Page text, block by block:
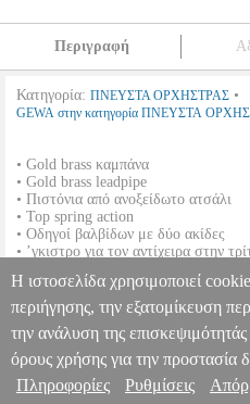
Περιγραφή
Κατηγορία: ΠΝΕΥΣΤΑ ΟΡΧΗΣΤΡΑΣ •
GEWA στην κατηγορία ΠΝΕΥΣΤΑ
• Gold brass καμπάνα
• Gold brass leadpipe
• Πιστόνια από ανοξείδωτο ατσάλι
• Top spring action
• Οδηγοί βαλβίδων με δύο ακίδες
• ’γκιστρο για τον αντίχειρα στην
• Διάφανο βερνίκι
• Ελαφριά παραλληλόγραμμη
ΤΡΟΜΠΕΤΑ GEWAPURE ROY
101G MSC.200047
ΟΡΧΗΣΤΡΑΣ
•GEWA στην κατηγορία
Πληροφορίες & Υπηρεσίες
Η ιστοσελίδα χρησιμοποιεί
περιήγησης, την εξατομίκευση
την ανάλυση της
όρους χρήσης για την προστασία
Πληροφορίες
Ρυθμίσεις